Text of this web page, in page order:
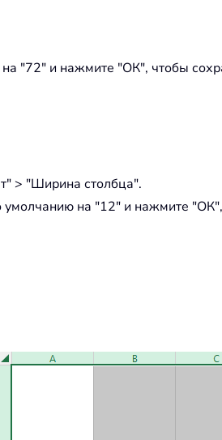
"72" и нажмите "ОК", чтобы
> "Ширина столбца".
на "12" и нажмите